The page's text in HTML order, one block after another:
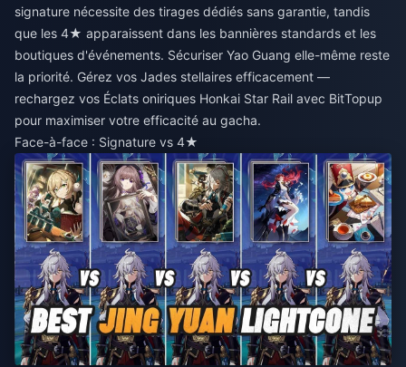
signature nécessite des tirages dédiés sans garantie, tandis
que les 4★ apparaissent dans les bannières standards et les
boutiques d'événements. Sécuriser Yao Guang elle-même reste
la priorité. Gérez vos Jades stellaires efficacement —
rechargez vos Éclats oniriques Honkai Star Rail avec BitTopup
pour maximiser votre efficacité au gacha.
Face-à-face : Signature vs 4★